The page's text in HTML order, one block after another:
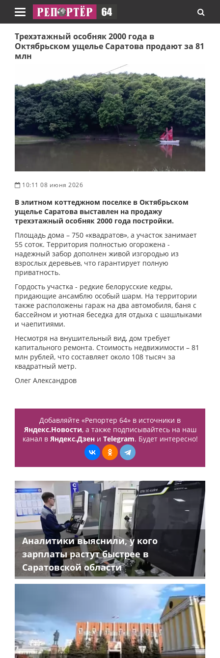
Навигация
Трехэтажный особняк 2000 года в
Октябрьском ущелье Саратова продают за 81
млн
10:11 08 июня 2026
В элитном коттеджном поселке в Октябрьском
ущелье Саратова выставлен на продажу
трехэтажный особняк 2000 года постройки.
Площадь дома – 750 «квадратов», а участок занимает
55 соток. Территория полностью огорожена -
надежный забор дополнен живой изгородью из
взрослых деревьев, что гарантирует полную
приватность.
Гордость участка - редкие белорусские кедры,
придающие ансамблю особый шарм. На территории
также расположены гараж на два автомобиля, баня с
бассейном и уютная беседка для отдыха с шашлыками
и чаепитиями.
Несмотря на внушительный вид, дом требует
капитального ремонта. Стоимость недвижимости – 81
млн рублей, что составляет около 108 тысяч за
квадратный метр.
Олег Александров
Добавляйте «Репортер 64» в источники в
Яндекс.Новости, а также подписывайтесь на наш
канал в Яндекс.Дзени Telegram. Будет интересно!
Аналитики выяснили, у кого
зарплаты растут быстрее в
Саратовской области